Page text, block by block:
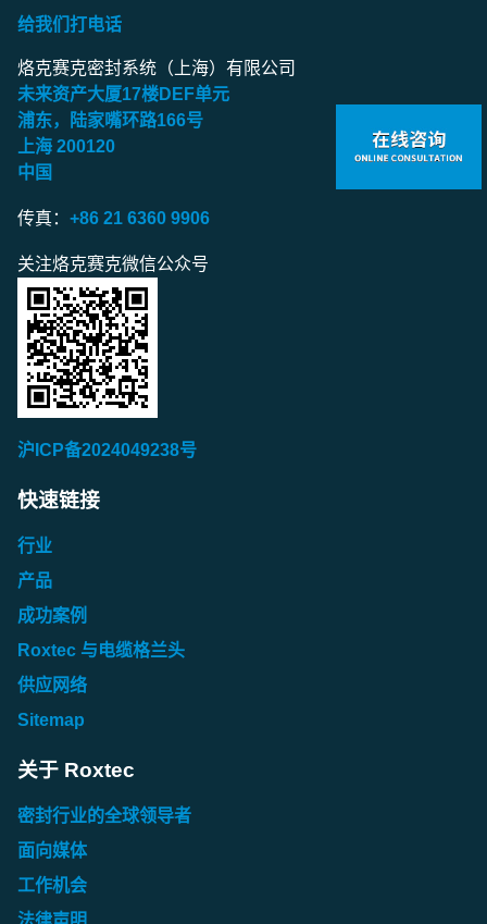
给我们打电话
烙克赛克密封系统（上海）有限公司
未来资产大厦17楼DEF单元
浦东，陆家嘴环路166号
上海 200120
中国
传真： +86 21 6360 9906
关注烙克赛克微信公众号
沪ICP备2024049238号
快速链接
行业
产品
成功案例
Roxtec 与电缆格兰头
供应网络
Sitemap
关于 Roxtec
密封行业的全球领导者
面向媒体
工作机会
法律声明